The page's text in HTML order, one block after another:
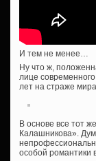
И тем не менее…
Ну что ж,
лице
лет на страже
В основе все тот
Калашникова».
особой романтики